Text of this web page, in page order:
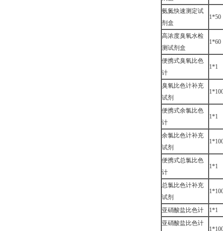
氨氮快速测定试
剂盒
1*50
高浓度臭氧水检
测试剂盒
1*60
便携式臭氧比色
计
1*1
臭氧比色计补充
试剂
便携式余氯比色
计
1*1
余氯比色计补充
试剂
便携式总氯比色
计
1*1
总氯比色计补充
试剂
亚硝酸盐比色计
1*1
亚硝酸盐比色计